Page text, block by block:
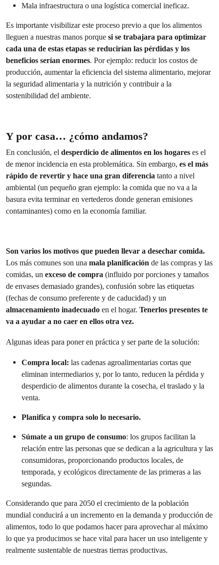
Mala infraestructura o una logística comercial ineficaz.
Es importante visibilizar este proceso previo a que los alimentos
lleguen a nuestras manos porque si se trabajara para optimizar
cada una de estas etapas se reducirían las pérdidas y los
beneficios serían enormes. Por ejemplo: reducir los costos de
producción, aumentar la eficiencia del sistema alimentario, mejorar
la seguridad alimentaria y la nutrición y contribuir a la
sostenibilidad del ambiente.
Y por casa… ¿cómo andamos?
En conclusión, el desperdicio de alimentos en los hogares es el
de menor incidencia en esta problemática. Sin embargo, es el más
rápido de revertir y hace una gran diferencia tanto a nivel
ambiental (un pequeño gran ejemplo: la comida que no va a la
basura evita terminar en vertederos donde generan emisiones
contaminantes) como en la economía familiar.
Son varios los motivos que pueden llevar a desechar comida.
Los más comunes son una mala planificación de las compras y las
comidas, un exceso de compra (influido por porciones y tamaños
de envases demasiado grandes), confusión sobre las etiquetas
(fechas de consumo preferente y de caducidad) y un
almacenamiento inadecuado en el hogar. Tenerlos presentes te
va a ayudar a no caer en ellos otra vez.
Algunas ideas para poner en práctica y ser parte de la solución:
Compra local: las cadenas agroalimentarias cortas que
eliminan intermediarios y, por lo tanto, reducen la pérdida y
desperdicio de alimentos durante la cosecha, el traslado y la
venta.
Planifica y compra solo lo necesario.
Súmate a un grupo de consumo: los grupos facilitan la
relación entre las personas que se dedican a la agricultura y las
consumidoras, proporcionando productos locales, de
temporada, y ecológicos directamente de las primeras a las
segundas.
Considerando que para 2050 el crecimiento de la población
mundial conducirá a un incremento en la demanda y producción de
alimentos, todo lo que podamos hacer para aprovechar al máximo
lo que ya producimos se hace vital para hacer un uso inteligente y
realmente sustentable de nuestras tierras productivas.